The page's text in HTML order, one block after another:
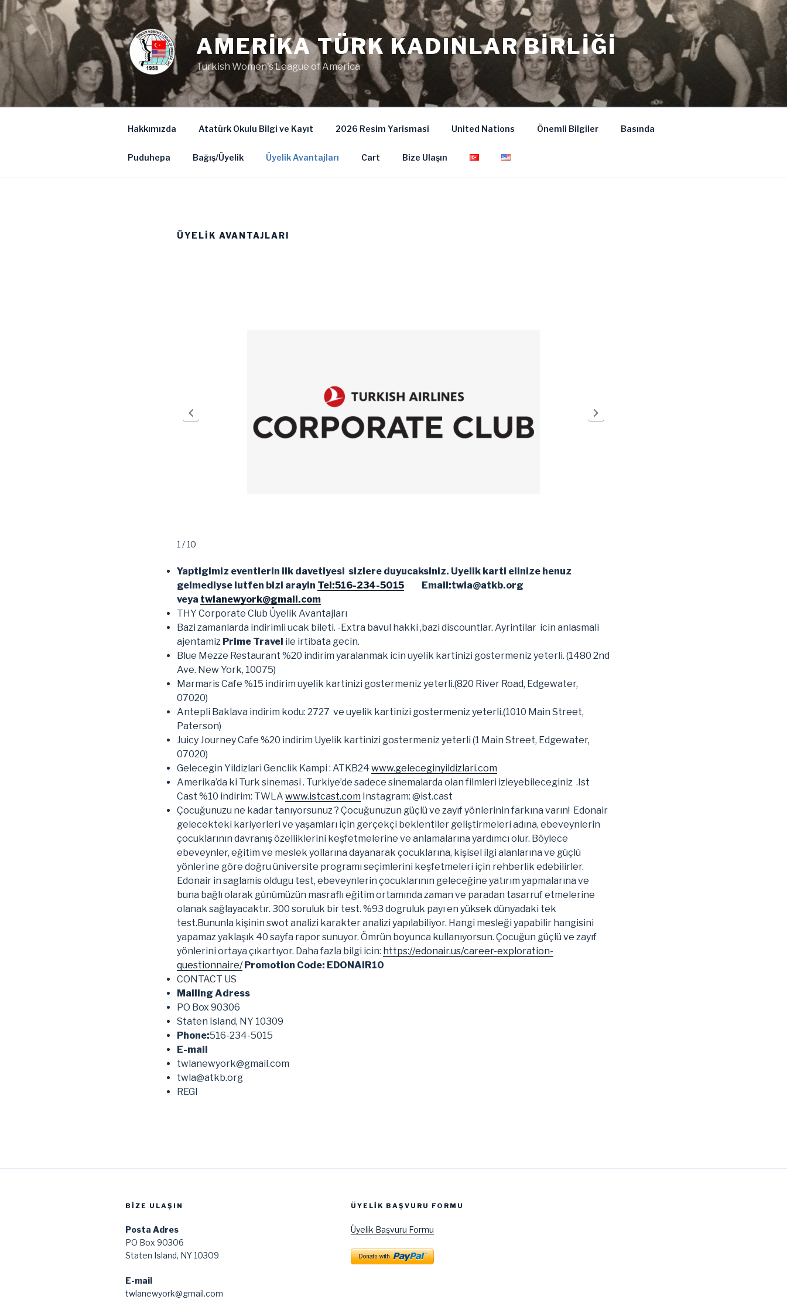
İçeriğe
geç
AMERIKA TÜRK KADINLAR BIRLIĞI
Turkish Women's League of America
Hakkımızda Atatürk Okulu Bilgi ve Kayıt 2026 Resim Yarismasi United Nations Önemli Bilgiler Basında
Puduhepa Bağış/Üyelik Üyelik Avantajları Cart Bize Ulaşın
ÜYELIK AVANTAJLARI
1 / 10
Yaptigimiz eventlerin ilk davetiyesi sizlere duyucaksiniz. Uyelik karti elinize henuz
gelmediyse lutfen bizi arayin Tel:516-234-5015 Email:twla@atkb.org
veya twlanewyork@gmail.com
THY Corporate Club Üyelik Avantajları
Bazi zamanlarda indirimli ucak bileti. -Extra bavul hakki ,bazi discountlar. Ayrintilar icin anlasmali
ajentamiz Prime Travel ile irtibata gecin.
Blue Mezze Restaurant %20 indirim yaralanmak icin uyelik kartinizi gostermeniz yeterli. (1480 2nd
Ave. New York, 10075)
Marmaris Cafe %15 indirim uyelik kartinizi gostermeniz yeterli.(820 River Road, Edgewater,
07020)
Antepli Baklava indirim kodu: 2727 ve uyelik kartinizi gostermeniz yeterli.(1010 Main Street,
Paterson)
Juicy Journey Cafe %20 indirim Uyelik kartinizi gostermeniz yeterli (1 Main Street, Edgewater,
07020)
Gelecegin Yildizlari Genclik Kampi : ATKB24 www.geleceginyildizlari.com
Amerika’da ki Turk sinemasi . Turkiye’de sadece sinemalarda olan filmleri izleyebileceginiz .Ist
Cast %10 indirim: TWLA www.istcast.com Instagram: @ist.cast
Çocuğunuzu ne kadar tanıyorsunuz ? Çocuğunuzun güçlü ve zayıf yönlerinin farkına varın! Edonair
gelecekteki kariyerleri ve yaşamları için gerçekçi beklentiler geliştirmeleri adına, ebeveynlerin
çocuklarının davranış özelliklerini keşfetmelerine ve anlamalarına yardımcı olur. Böylece
ebeveynler, eğitim ve meslek yollarına dayanarak çocuklarına, kişisel ilgi alanlarına ve güçlü
yönlerine göre doğru üniversite programı seçimlerini keşfetmeleri için rehberlik edebilirler.
Edonair in saglamis oldugu test, ebeveynlerin çocuklarının geleceğine yatırım yapmalarına ve
buna bağlı olarak günümüzün masraflı eğitim ortamında zaman ve paradan tasarruf etmelerine
olanak sağlayacaktır. 300 soruluk bir test. %93 dogruluk payı en yüksek dünyadaki tek
test.Bununla kişinin swot analizi karakter analizi yapılabiliyor. Hangi mesleği yapabilir hangisini
yapamaz yaklaşık 40 sayfa rapor sunuyor. Ömrün boyunca kullanıyorsun. Çocuğun güçlü ve zayıf
yönlerini ortaya çıkartıyor. Daha fazla bilgi icin: https://edonair.us/career-exploration-
questionnaire/ Promotion Code: EDONAIR10
CONTACT US
Mailing Adress
PO Box 90306
Staten Island, NY 10309
Phone:516-234-5015
E-mail
twlanewyork@gmail.com
twla@atkb.org
REGI
BIZE ULAŞIN
Posta Adres
PO Box 90306
Staten Island, NY 10309
E-mail
twlanewyork@gmail.com
ÜYELIK BAŞVURU FORMU
Üyelik Başvuru Formu